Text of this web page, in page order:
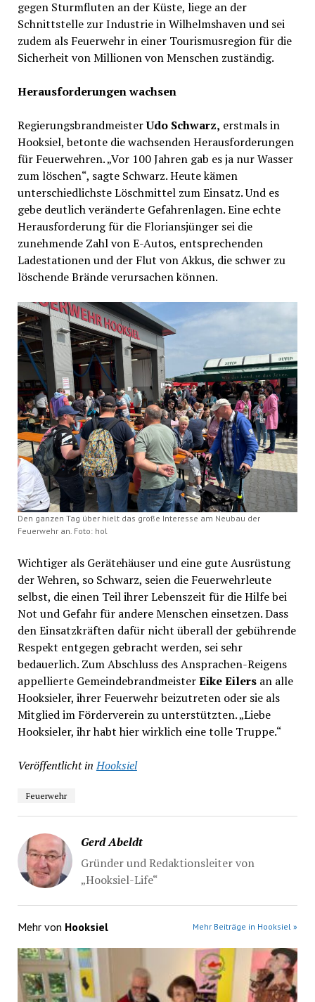
gegen Sturmfluten an der Küste, liege an der
Schnittstelle zur Industrie in Wilhelmshaven und sei
zudem als Feuerwehr in einer Tourismusregion für die
Sicherheit von Millionen von Menschen zuständig.
Herausforderungen wachsen
RegierungsbrandmeisterUdo Schwarz, erstmals in
Hooksiel, betonte die wachsenden Herausforderungen
für Feuerwehren. „Vor 100 Jahren gab es ja nur Wasser
zum löschen“, sagte Schwarz. Heute kämen
unterschiedlichste Löschmittel zum Einsatz. Und es
gebe deutlich veränderte Gefahrenlagen. Eine echte
Herausforderung für die Floriansjünger sei die
zunehmende Zahl von E-Autos, entsprechenden
Ladestationen und der Flut von Akkus, die schwer zu
löschende Brände verursachen können.
Den ganzen Tag über hielt das große Interesse am Neubau der
Feuerwehr an. Foto: hol
Wichtiger als Gerätehäuser und eine gute Ausrüstung
der Wehren, so Schwarz, seien die Feuerwehrleute
selbst, die einen Teil ihrer Lebenszeit für die Hilfe bei
Not und Gefahr für andere Menschen einsetzen. Dass
den Einsatzkräften dafür nicht überall der gebührende
Respekt entgegen gebracht werden, sei sehr
bedauerlich. Zum Abschluss des Ansprachen-Reigens
appellierte GemeindebrandmeisterEike Eilers an alle
Hooksieler, ihrer Feuerwehr beizutreten oder sie als
Mitglied im Förderverein zu unterstützten. „Liebe
Hooksieler, ihr habt hier wirklich eine tolle Truppe.“
Veröffentlicht in Hooksiel
Feuerwehr
Gerd Abeldt
Gründer und Redaktionsleiter von
„Hooksiel-Life“
Mehr von Hooksiel Mehr Beiträge in Hooksiel »